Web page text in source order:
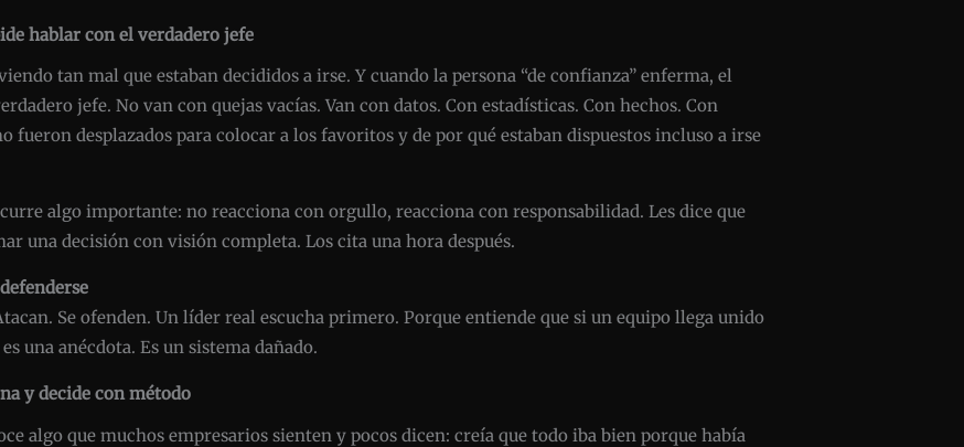
hablar con el verdadero jefe
tan mal que estaban decididos a irse. Y cuando la persona “de confianza” enferma, el
jefe. No van con quejas vacías. Van con datos. Con estadísticas. Con hechos. Con
fueron desplazados para colocar a los favoritos y de por qué estaban dispuestos incluso a irse
algo importante: no reacciona con orgullo, reacciona con responsabilidad. Les dice que
una decisión con visión completa. Los cita una hora después.
Se ofenden. Un líder real escucha primero. Porque entiende que si un equipo llega unido
una anécdota. Es un sistema dañado.
y decide con método
algo que muchos empresarios sienten y pocos dicen: creía que todo iba bien porque había